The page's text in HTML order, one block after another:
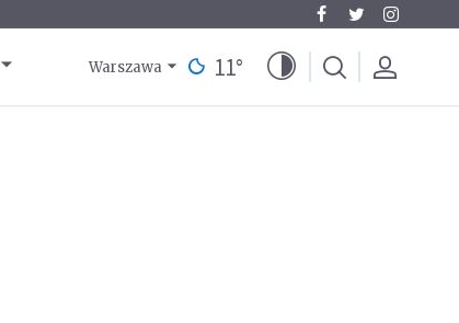
Warszawa 11°